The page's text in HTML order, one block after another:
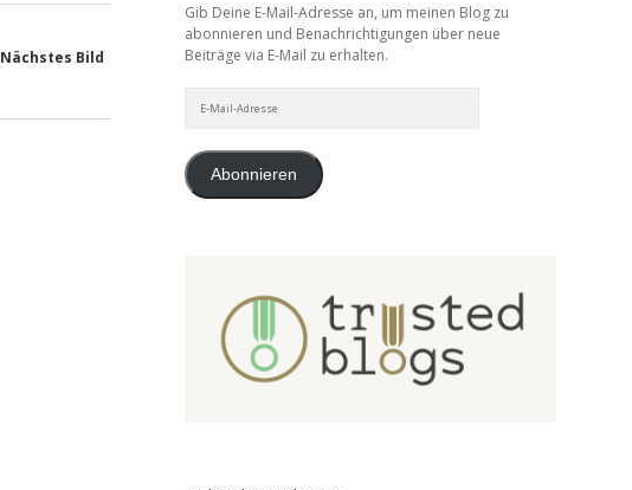
Nächstes Bild
Gib Deine E-Mail-Adresse an, um meinen Blog zu
abonnieren und Benachrichtigungen über neue
Beiträge via E-Mail zu erhalten.
Mail-
Abonnieren